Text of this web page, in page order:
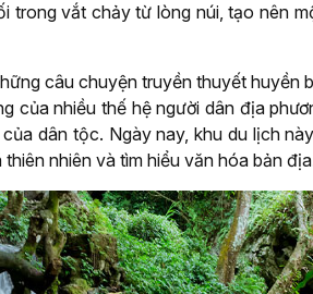
trong vắt chảy từ lòng núi, tạo nên
câu chuyện truyền thuyết huyền
của nhiều thế hệ người dân địa
dân tộc. Ngày nay, khu du lịch
nhiên và tìm hiểu văn hóa bản